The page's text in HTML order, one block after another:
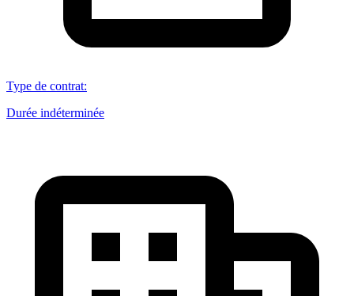
Type de contrat:
Durée indéterminée